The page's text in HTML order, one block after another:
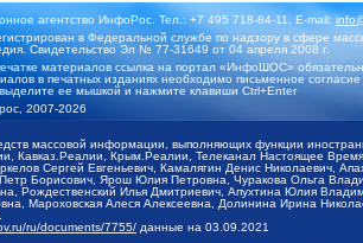
агентство ИнфоРос. Тел.: +7 495 718-84-11, E-mail:
в Федеральной службе по надзору в сфере
Свидетельство Эл № 77-31649 от 04 апреля 2008 г.
материалов ссылка на портал «ИнфоШОС»
в печатных изданиях необходимо письменное
ее мышкой и нажмите клавиши Ctrl+Enter
2007-2026
массовой информации, выполняющих функции
Кавказ.Реалии, Крым.Реалии, Телеканал Настоящее
Сергей Евгеньевич, Камалягин Денис Николаевич,
Борисович, Ярош Юлия Петровна, Чуракова Ольга
Рождественский Илья Дмитриевич, Апухтина Юлия
Мароховская Алеся Алексеевна, Долинина Ирина
ru/documents/7755/ данные на 03.09.2021